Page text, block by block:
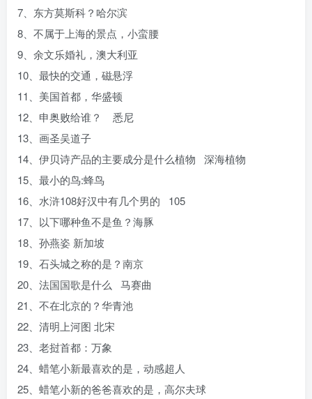
7、东方莫斯科？哈尔滨
8、不属于上海的景点，小蛮腰
9、余文乐婚礼，澳大利亚
10、最快的交通，磁悬浮
11、美国首都，华盛顿
12、申奥败给谁？ 悉尼
13、画圣吴道子
14、伊贝诗产品的主要成分是什么植物 深海植物
15、最小的鸟:蜂鸟
16、水浒108好汉中有几个男的 105
17、以下哪种鱼不是鱼？海豚
18、孙燕姿 新加坡
19、石头城之称的是？南京
20、法国国歌是什么 马赛曲
21、不在北京的？华青池
22、清明上河图 北宋
23、老挝首都：万象
24、蜡笔小新最喜欢的是，动感超人
25、蜡笔小新的爸爸喜欢的是，高尔夫球